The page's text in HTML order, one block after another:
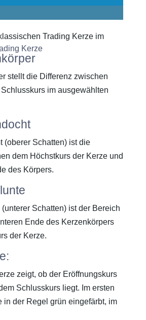
Kerze
stellt die Differenz zwischen
im ausgewählten
(oberer Schatten) ist die
dem Höchstkurs der Kerze und
des Körpers.
Schatten) ist der Bereich
Ende des Kerzenkörpers
der Kerze.
zeigt, ob der Eröffnungskurs
Schlusskurs liegt. Im ersten
in der Regel grün eingefärbt, im